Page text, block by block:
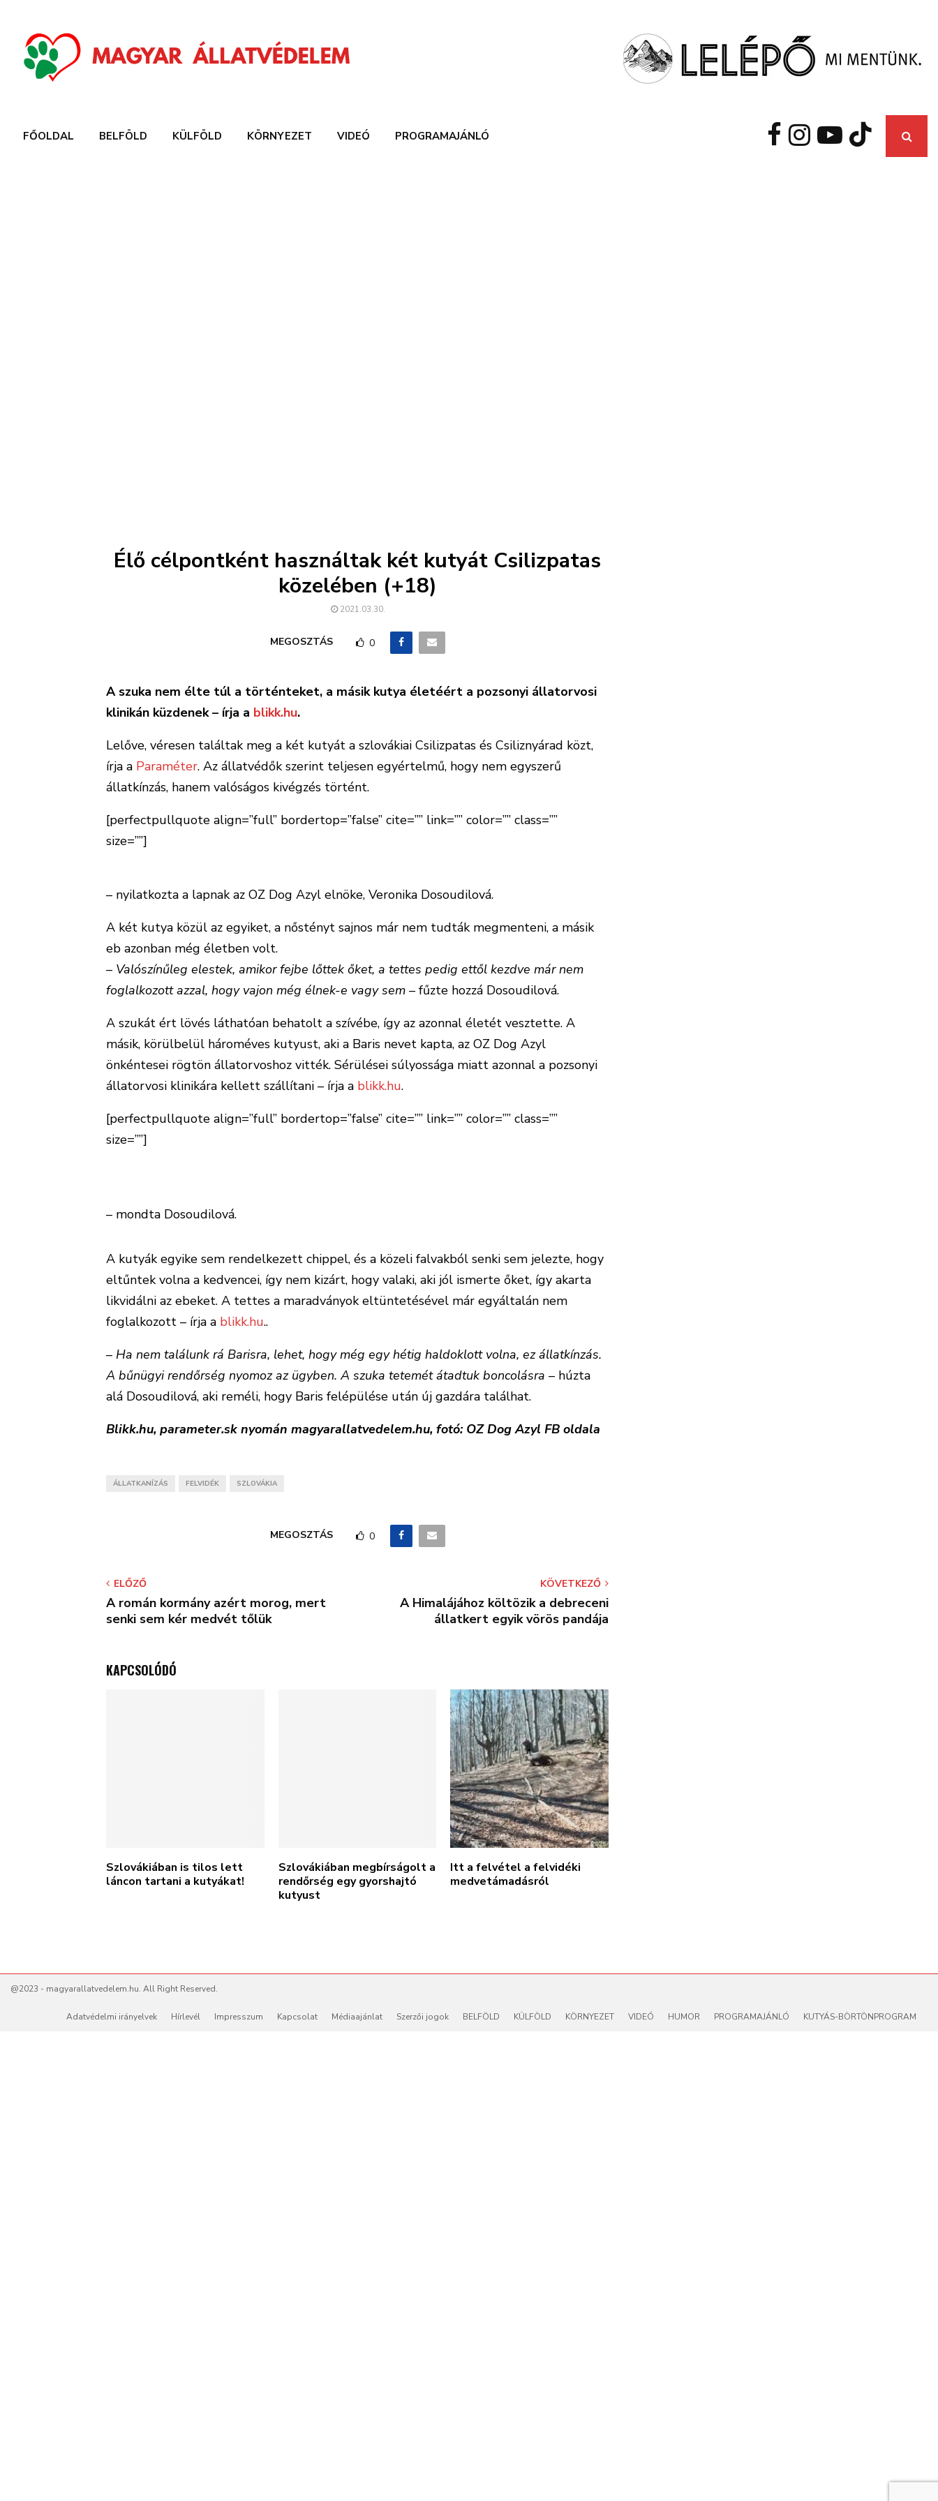
FŐOLDAL BELFÖLD KÜLFÖLD KÖRNYEZET VIDEÓ PROGRAMAJÁNLÓ
Élő célpontként használtak két kutyát Csilizpatas
közelében (+18)
2021.03.30.
MEGOSZTÁS 0
A szuka nem élte túl a történteket, a másik kutya életéért a pozsonyi állatorvosi
klinikán küzdenek – írja a blikk.hu.
Lelőve, véresen találtak meg a két kutyát a szlovákiai Csilizpatas és Csiliznyárad közt,
írja a Paraméter. Az állatvédők szerint teljesen egyértelmű, hogy nem egyszerű
állatkínzás, hanem valóságos kivégzés történt.
[perfectpullquote align=”full” bordertop=”false” cite=”” link=”” color=”” class=””
size=””]
– nyilatkozta a lapnak az OZ Dog Azyl elnöke, Veronika Dosoudilová.
A két kutya közül az egyiket, a nőstényt sajnos már nem tudták megmenteni, a másik
eb azonban még életben volt.
– Valószínűleg elestek, amikor fejbe lőttek őket, a tettes pedig ettől kezdve már nem
foglalkozott azzal, hogy vajon még élnek-e vagy sem – fűzte hozzá Dosoudilová.
A szukát ért lövés láthatóan behatolt a szívébe, így az azonnal életét vesztette. A
másik, körülbelül hároméves kutyust, aki a Baris nevet kapta, az OZ Dog Azyl
önkéntesei rögtön állatorvoshoz vitték. Sérülései súlyossága miatt azonnal a pozsonyi
állatorvosi klinikára kellett szállítani – írja a blikk.hu.
[perfectpullquote align=”full” bordertop=”false” cite=”” link=”” color=”” class=””
size=””]
– mondta Dosoudilová.
A kutyák egyike sem rendelkezett chippel, és a közeli falvakból senki sem jelezte, hogy
eltűntek volna a kedvencei, így nem kizárt, hogy valaki, aki jól ismerte őket, így akarta
likvidálni az ebeket. A tettes a maradványok eltüntetésével már egyáltalán nem
foglalkozott – írja a blikk.hu..
– Ha nem találunk rá Barisra, lehet, hogy még egy hétig haldoklott volna, ez állatkínzás.
A bűnügyi rendőrség nyomoz az ügyben. A szuka tetemét átadtuk boncolásra – húzta
alá Dosoudilová, aki reméli, hogy Baris felépülése után új gazdára találhat.
Blikk.hu, parameter.sk nyomán magyarallatvedelem.hu, fotó: OZ Dog Azyl FB oldala
ÁLLATKANÍZÁS FELVIDÉK SZLOVÁKIA
MEGOSZTÁS 0
ELŐZŐ
A román kormány azért morog, mert
senki sem kér medvét tőlük
KÖVETKEZŐ
A Himalájához költözik a debreceni
állatkert egyik vörös pandája
KAPCSOLÓDÓ
Szlovákiában is tilos lett
láncon tartani a kutyákat!
Szlovákiában megbírságolt a
rendőrség egy gyorshajtó
kutyust
Itt a felvétel a felvidéki
medvetámadásról
@2023 - magyarallatvedelem.hu. All Right Reserved.
Adatvédelmi irányelvek Hírlevél Impresszum Kapcsolat Médiaajánlat Szerzői jogok BELFÖLD KÜLFÖLD KÖRNYEZET VIDEÓ HUMOR PROGRAMAJÁNLÓ KUTYÁS-BÖRTÖNPROGRAM